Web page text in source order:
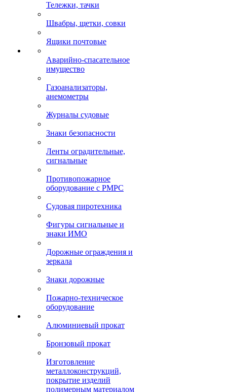
Тележки, тачки
Швабры, щетки, совки
Ящики почтовые
Аварийно-спасательное
имущество
Газоанализаторы,
анемометры
Журналы судовые
Знаки безопасности
Ленты оградительные,
сигнальные
Противопожарное
оборудование с РМРС
Судовая пиротехника
Фигуры сигнальные и
знаки ИМО
Дорожные ограждения и
зеркала
Знаки дорожные
Пожарно-техническое
оборудование
Алюминиевый прокат
Бронзовый прокат
Изготовление
металлоконструкций,
покрытие изделий
полимерным материалом